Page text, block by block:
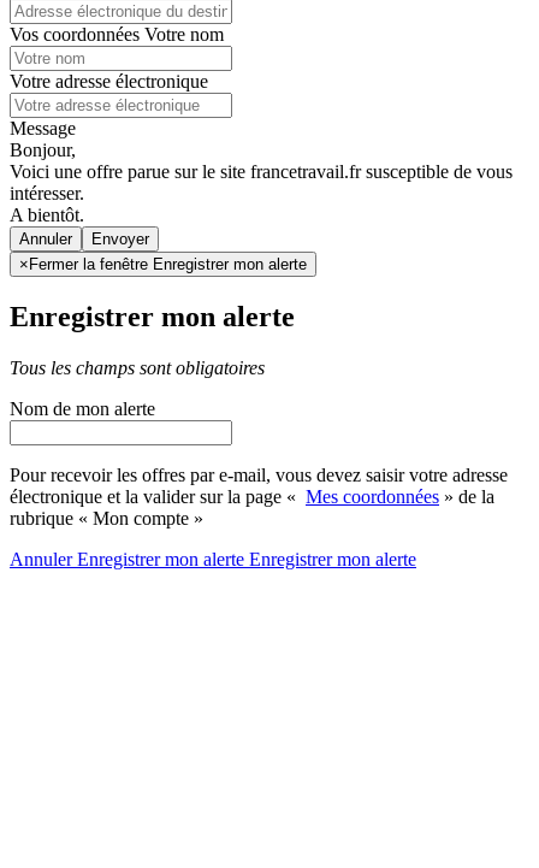
Vos coordonnées Votre nom
Votre adresse électronique
Message
Bonjour,
Voici une offre parue sur le site francetravail.fr susceptible de vous
intéresser.
A bientôt.
Annuler
× Fermer la fenêtre Enregistrer mon alerte
Enregistrer mon alerte
Tous les champs sont obligatoires
Nom de mon alerte
Pour recevoir les offres par e-mail, vous devez saisir votre adresse
électronique et la valider sur la page « Mes coordonnées » de la
rubrique « Mon compte »
AnnulerEnregistrer mon alerte Enregistrermon alerte